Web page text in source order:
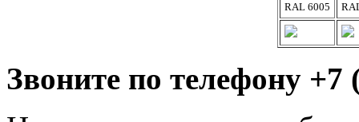
RAL 6005
Звоните по телефону +7